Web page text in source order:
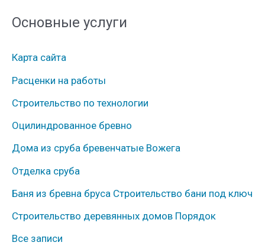
р
б
р
и
к
и
Основные услуги
Карта сайта
Расценки на работы
Строительство по технологии
Оцилиндрованное бревно
Дома из сруба бревенчатые Вожега
Отделка сруба
Баня из бревна бруса Строительство бани под ключ
Строительство деревянных домов Порядок
Все записи